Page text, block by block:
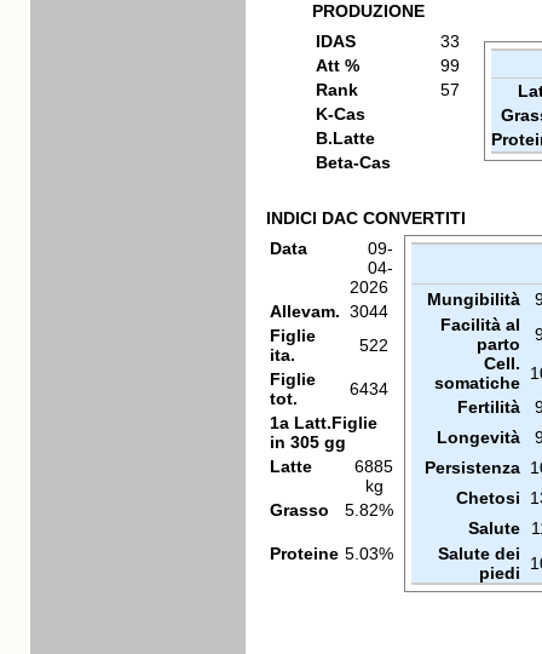
PRODUZIONE
IDAS
33
Att %
99
Rank
57
K-Cas
B.Latte
Beta-Cas
INDICI DAC CONVERTITI
Data
09-
04-
2026
Allevam. 3044
Figlie
ita.
522
Figlie
tot.
6434
1a Latt.Figlie
in 305 gg
Latte
6885
kg
Grasso
5.82%
Proteine 5.03%
Mungibilità
Facilità al
parto
Cell.
somatiche
Fertilità
Longevità
Persistenza
Chetosi
Salute
Salute dei
piedi